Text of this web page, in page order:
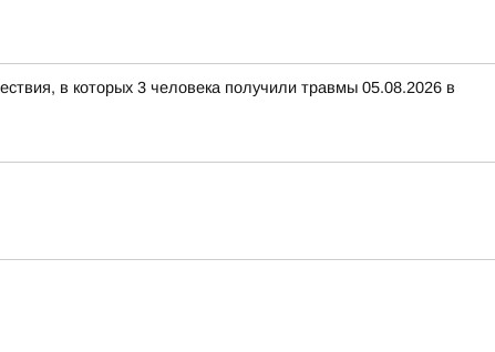
в которых 3 человека получили травмы 05.08.2026 в